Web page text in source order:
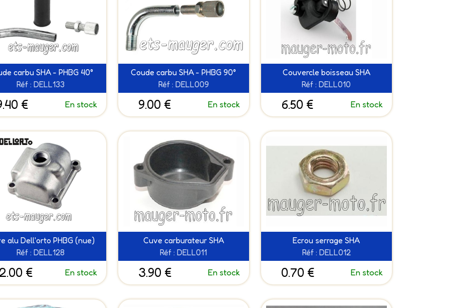
carbu SHA - PHBG 40°
Réf : DELL133
€ En stock
Coude carbu SHA - PHBG 90°
Réf : DELL009
9.00 € En stock
Couvercle boisseau SHA
Réf : DELL010
6.50 € En stock
alu Dell'orto PHBG (nue)
Réf : DELL128
€ En stock
Cuve carburateur SHA
Réf : DELL011
3.90 € En stock
Ecrou serrage SHA
Réf : DELL012
0.70 € En stock